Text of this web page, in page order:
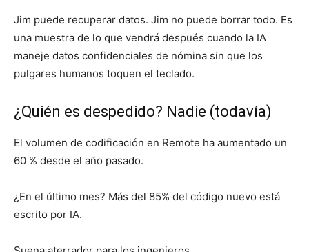
Jim puede recuperar datos. Jim no puede borrar todo. Es
una muestra de lo que vendrá después cuando la IA
maneje datos confidenciales de nómina sin que los
pulgares humanos toquen el teclado.
¿Quién es despedido? Nadie (todavía)
El volumen de codificación en Remote ha aumentado un
60 % desde el año pasado.
¿En el último mes? Más del 85% del código nuevo está
escrito por IA.